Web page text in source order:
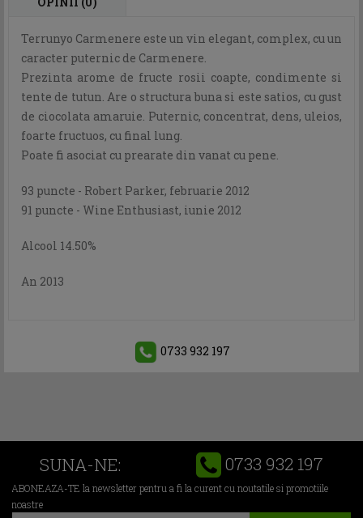
Terrunyo Carmenere este un vin elegant, complex, cu un
caracter puternic de Carmenere.
Prezinta arome de fructe rosii coapte, condimente si
tente de tutun. Are o structura buna si este satios, cu gust
de ciocolata amaruie. Puternic, concentrat, dens, uleios,
foarte fructuos, cu final lung.
Poate fi asociat cu prearate din vanat cu pene.
93 puncte - Robert Parker, februarie 2012
91 puncte - Wine Enthusiast, iunie 2012
Alcool 14.50%
An 2013
0733 932 197
SUNA-NE: 0733 932 197
ABONEAZA-TE la newsletter pentru a fi la curent cu noutatile si promotiile
noastre